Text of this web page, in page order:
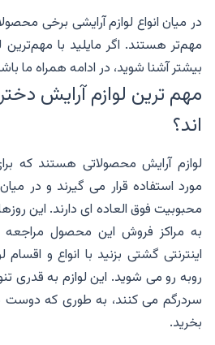
در میان انواع لوازم آرایشی برخی
مهم‌تر هستند. اگر مایلید با مهم‌ترین
بیشتر آشنا شوید، در ادامه همراه ما
مهم ترین لوازم آرایش
اند؟
لوازم آرایش محصولاتی هستند که
مورد استفاده قرار می گیرند و در
محبوبیت فوق العاده ای دارند‌. این
به مراکز فروش این محصول مراجعه
اینترنتی گشتی بزنید با انواع و اقسام
روبه رو می شوید. این لوازم به قدری
سردرگم می کنند، به طوری که دوست
بخرید.